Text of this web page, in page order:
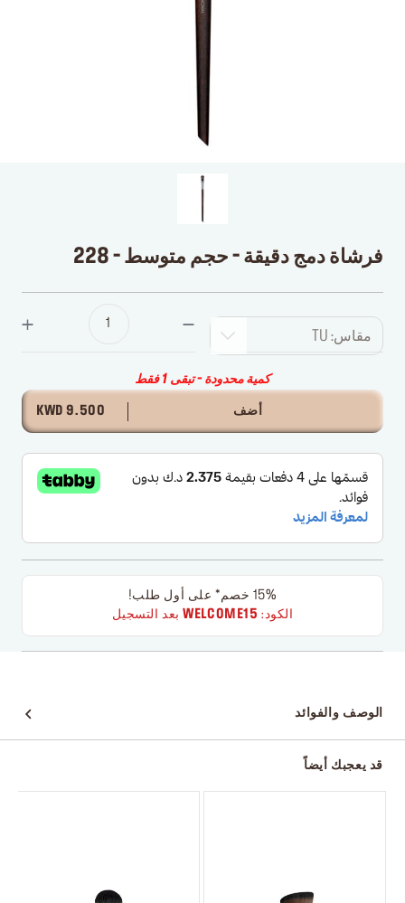
فرشاة دمج دقيقة - حجم متوسط - 228
مقاس: TU
كمية محدودة - تبقى 1 فقط
أضف 9.500 KWD
15% خصم* على أول طلب!
الكود: WELCOME15بعد التسجيل
الوصف والفوائد
قد يعجبك أيضاً